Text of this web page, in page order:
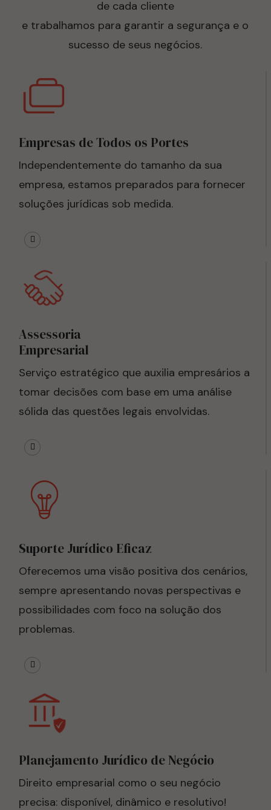
de cada cliente
e trabalhamos para garantir a segurança e o
sucesso de seus negócios.
Empresas de Todos os Portes
Independentemente do tamanho da sua
empresa, estamos preparados para fornecer
soluções jurídicas sob medida.
Assessoria
Empresarial
Serviço estratégico que auxilia empresários a
tomar decisões com base em uma análise
sólida das questões legais envolvidas.
Suporte Jurídico Eficaz
Oferecemos uma visão positiva dos cenários,
sempre apresentando novas perspectivas e
possibilidades com foco na solução dos
problemas.
Planejamento Jurídico de Negócio
Direito empresarial como o seu negócio
precisa: disponível, dinâmico e resolutivo!